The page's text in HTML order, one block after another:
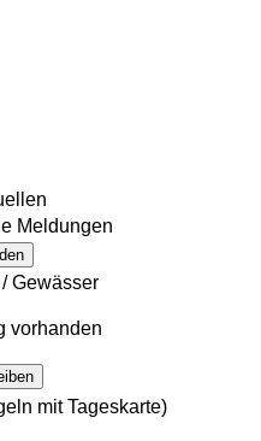
Meldungen
Gewässer
vorhanden
mit Tageskarte)